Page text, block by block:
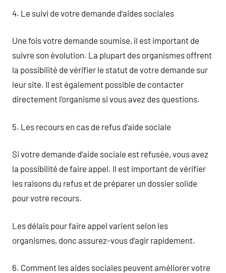
4. Le suivi de votre demande d’aides sociales
Une fois votre demande soumise, il est important de
suivre son évolution. La plupart des organismes offrent
la possibilité de vérifier le statut de votre demande sur
leur site. Il est également possible de contacter
directement l’organisme si vous avez des questions.
5. Les recours en cas de refus d’aide sociale
Si votre demande d’aide sociale est refusée, vous avez
la possibilité de faire appel. Il est important de vérifier
les raisons du refus et de préparer un dossier solide
pour votre recours.
Les délais pour faire appel varient selon les
organismes, donc assurez-vous d’agir rapidement.
6. Comment les aides sociales peuvent améliorer votre